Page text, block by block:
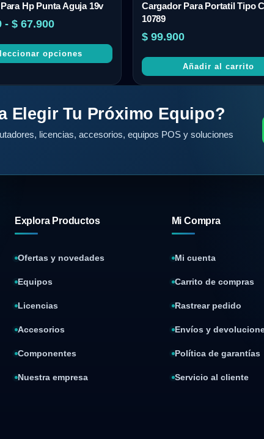
Hp Punta Aguja 19v
- $67.900
opciones
Cargador Para Portatil Tipo
10789
$ 99.900
Añadir al carrito
Elegir Tu Próximo Equipo?
licencias, accesorios, equipos POS y soluciones
Explora Productos
Ofertas y novedades
Equipos
Licencias
Accesorios
Componentes
Nuestra empresa
Mi Compra
Mi cuenta
Carrito de compras
Rastrear pedido
Envíos y
Política de garantías
Servicio al cliente